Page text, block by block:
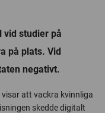
studier på
på plats. Vid
negativt.
att vackra kvinnliga
skedde digitalt